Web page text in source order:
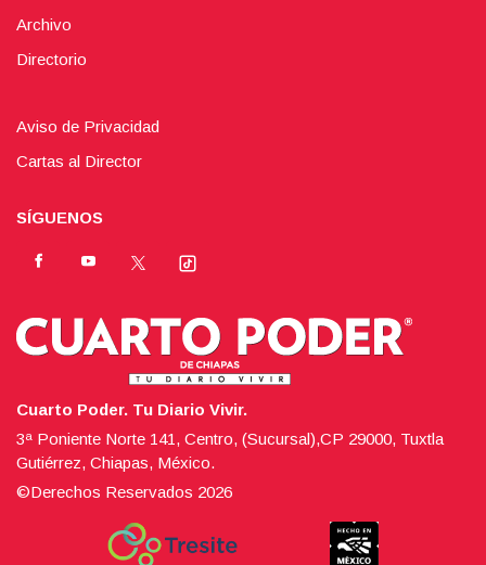
Archivo
Directorio
Aviso de Privacidad
Cartas al Director
SÍGUENOS
Cuarto Poder. Tu Diario Vivir.
3ª Poniente Norte 141, Centro, (Sucursal),CP 29000, Tuxtla
Gutiérrez, Chiapas, México.
©Derechos Reservados 2026